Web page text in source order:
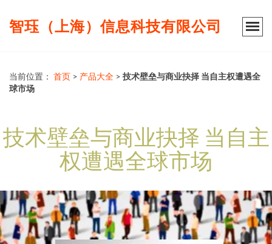
智珏（上海）信息科技有限公司
当前位置： 首页 > 产品大全 > 技术壁垒与商业抉择 当自主权遭遇全
球市场
技术壁垒与商业抉择 当自主
权遭遇全球市场